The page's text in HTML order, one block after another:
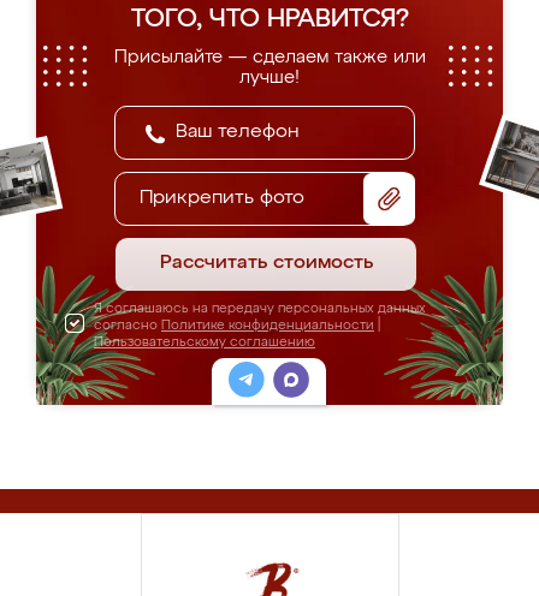
ТОГО, ЧТО НРАВИТСЯ?
Присылайте — сделаем также или
лучше!
Прикрепить фото
Рассчитать стоимость
Я соглашаюсь на передачу персональных данных
согласно Политике конфиденциальности
Пользовательскому соглашению